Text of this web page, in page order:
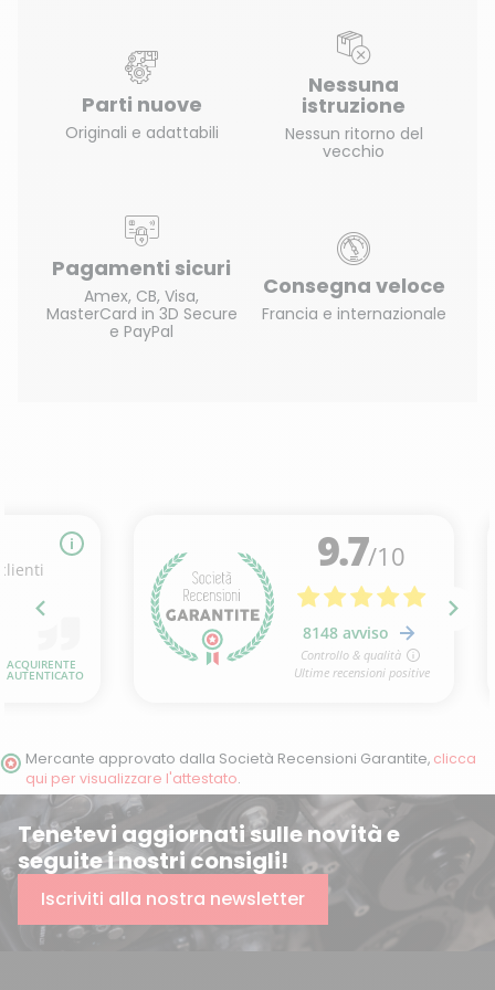
Parti nuove
Originali e adattabili
Nessuna
istruzione
Nessun ritorno del
vecchio
Pagamenti sicuri
Amex, CB, Visa,
MasterCard in 3D Secure
e PayPal
Consegna veloce
Francia e internazionale
Mercante approvato dalla Società Recensioni Garantite, clicca
qui per visualizzare l'attestato.
Tenetevi aggiornati sulle novità e
seguite i nostri consigli!
Iscriviti alla nostra newsletter